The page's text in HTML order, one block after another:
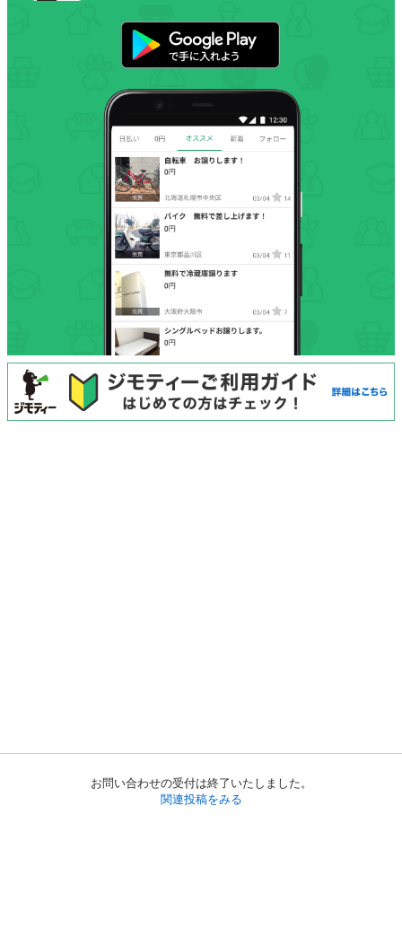
お問い合わせの受付は終了いたしました。
関連投稿をみる